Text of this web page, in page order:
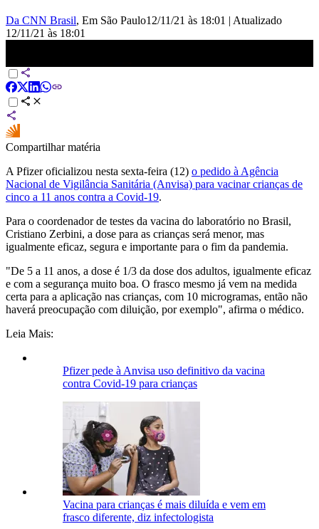
Da CNN Brasil, Em São Paulo12/11/21 às 18:01 | Atualizado
12/11/21 às 18:01
Compartilhar matéria
A Pfizer oficializou nesta sexta-feira (12) o pedido à Agência
Nacional de Vigilância Sanitária (Anvisa) para vacinar crianças de
cinco a 11 anos contra a Covid-19.
Para o coordenador de testes da vacina do laboratório no Brasil,
Cristiano Zerbini, a dose para as crianças será menor, mas
igualmente eficaz, segura e importante para o fim da pandemia.
"De 5 a 11 anos, a dose é 1/3 da dose dos adultos, igualmente eficaz
e com a segurança muito boa. O frasco mesmo já vem na medida
certa para a aplicação nas crianças, com 10 microgramas, então não
haverá preocupação com diluição, por exemplo", afirma o médico.
Leia Mais:
Pfizer pede à Anvisa uso definitivo da vacina
contra Covid-19 para crianças
Vacina para crianças é mais diluída e vem em
frasco diferente, diz infectologista